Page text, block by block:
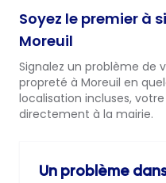
Soyez le premier à
Moreuil
Signalez un problème de
propreté à Moreuil en
localisation incluses,
directement à la mairie.
Un problème